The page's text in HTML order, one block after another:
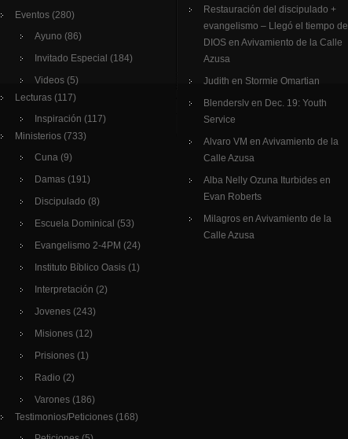
Eventos (280)
Ayuno (86)
Invitado Especial (184)
Videos (5)
Lecturas (117)
Inspiración (117)
Ministerios (733)
Cuna (9)
Damas (191)
Discipulado (8)
Escuela Dominical (53)
Evangelismo 2-4PM (24)
Instituto Bíblico Oasis (1)
Interpretación (2)
Jovenes (243)
Misiones (12)
Prisiones (1)
Radio (2)
Varones (186)
Testimonios/Peticiones (168)
Restauración del discipulado +
evangelismo – Llegó el tiempo de
DIOS en Avivamiento de la Calle
Azusa
Judith en Stormie Omartian
Blenderslv en Dec. 19: Youth
Service
Alvaro VM en Avivamiento de la
Calle Azusa
Alba Nelly Ozuna Iturbides en
Evan Roberts
Milagros en Avivamiento de la
Calle Azusa